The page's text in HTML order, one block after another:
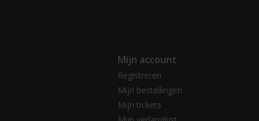
Mijn account
Registreren
Mijn bestellingen
Mijn tickets